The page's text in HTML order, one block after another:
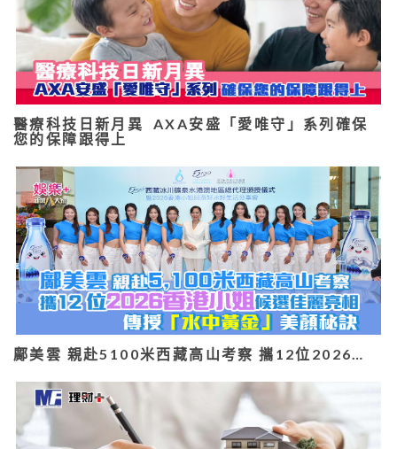
醫療科技日新月異 AXA安盛「愛唯守」系列確保
您的保障跟得上
鄺美雲 親赴5100米西藏高山考察 攜12位2026…